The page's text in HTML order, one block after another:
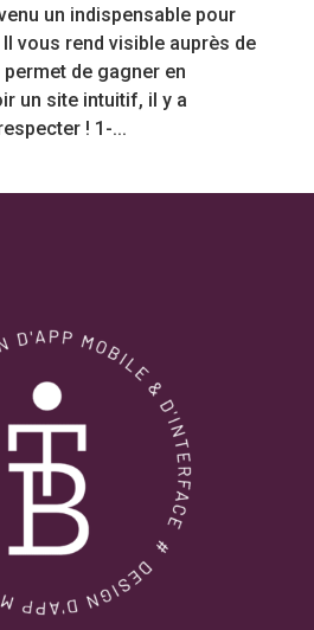
un indispensable pour
vous rend visible auprès de
de gagner en
un site intuitif, il y a
! 1-...